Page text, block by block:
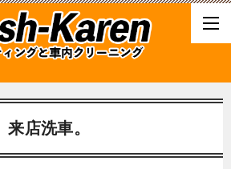
店洗車。